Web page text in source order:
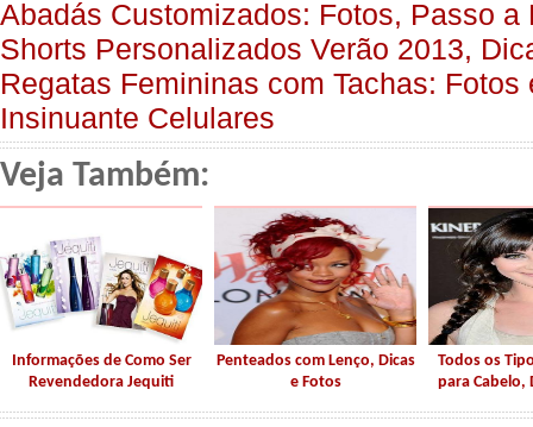
Abadás Customizados: Fotos, Passo a
Shorts Personalizados Verão 2013,
Regatas Femininas com Tachas:
Insinuante Celulares
Veja Também:
Informações de Como Ser
Revendedora Jequiti
Penteados com Lenço, Dicas
e Fotos
Todos os
para Cabelo,